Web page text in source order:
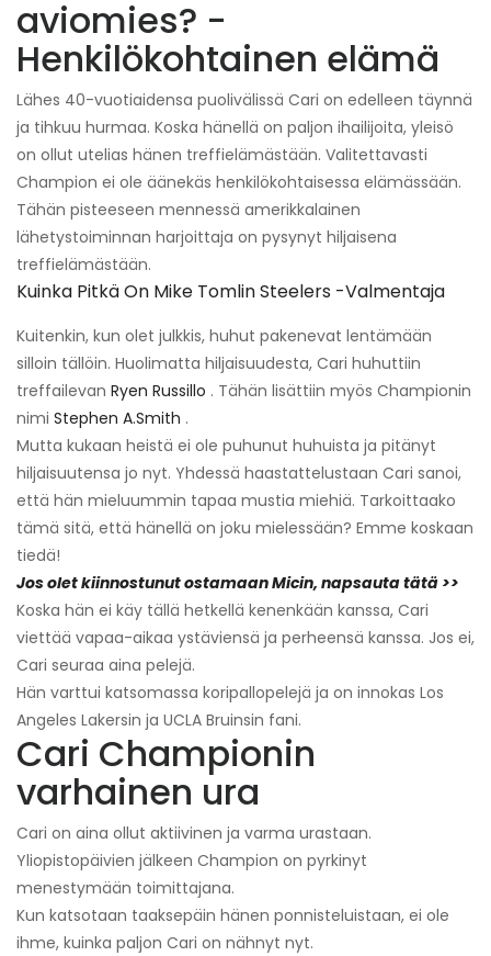
aviomies? -
Henkilökohtainen elämä
Lähes 40-vuotiaidensa puolivälissä Cari on edelleen täynnä
ja tihkuu hurmaa. Koska hänellä on paljon ihailijoita, yleisö
on ollut utelias hänen treffielämästään. Valitettavasti
Champion ei ole äänekäs henkilökohtaisessa elämässään.
Tähän pisteeseen mennessä amerikkalainen
lähetystoiminnan harjoittaja on pysynyt hiljaisena
treffielämästään.
Kuinka Pitkä On Mike Tomlin Steelers -valmentaja
Kuitenkin, kun olet julkkis, huhut pakenevat lentämään
silloin tällöin. Huolimatta hiljaisuudesta, Cari huhuttiin
treffailevan Ryen Russillo . Tähän lisättiin myös Championin
nimi Stephen A.Smith .
Mutta kukaan heistä ei ole puhunut huhuista ja pitänyt
hiljaisuutensa jo nyt. Yhdessä haastattelustaan ​​Cari sanoi,
että hän mieluummin tapaa mustia miehiä. Tarkoittaako
tämä sitä, että hänellä on joku mielessään? Emme koskaan
tiedä!
Jos olet kiinnostunut ostamaan Micin, napsauta tätä >>
Koska hän ei käy tällä hetkellä kenenkään kanssa, Cari
viettää vapaa-aikaa ystäviensä ja perheensä kanssa. Jos ei,
Cari seuraa aina pelejä.
Hän varttui katsomassa koripallopelejä ja on innokas Los
Angeles Lakersin ja UCLA Bruinsin fani.
Cari Championin
varhainen ura
Cari on aina ollut aktiivinen ja varma urastaan.
Yliopistopäivien jälkeen Champion on pyrkinyt
menestymään toimittajana.
Kun katsotaan taaksepäin hänen ponnisteluistaan, ei ole
ihme, kuinka paljon Cari on nähnyt nyt.